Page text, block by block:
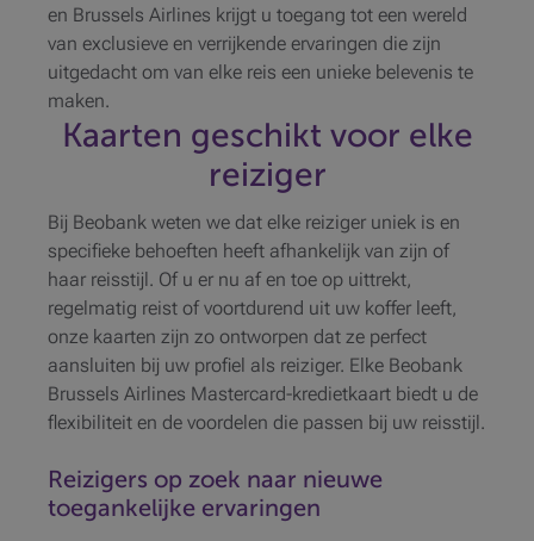
en Brussels Airlines krijgt u toegang tot een wereld
van exclusieve en verrijkende ervaringen die zijn
uitgedacht om van elke reis een unieke belevenis te
maken.
Kaarten geschikt voor elke
reiziger
Bij Beobank weten we dat elke reiziger uniek is en
specifieke behoeften heeft afhankelijk van zijn of
haar reisstijl. Of u er nu af en toe op uittrekt,
regelmatig reist of voortdurend uit uw koffer leeft,
onze kaarten zijn zo ontworpen dat ze perfect
aansluiten bij uw profiel als reiziger. Elke Beobank
Brussels Airlines Mastercard-kredietkaart biedt u de
flexibiliteit en de voordelen die passen bij uw reisstijl.
Reizigers op zoek naar nieuwe
toegankelijke ervaringen